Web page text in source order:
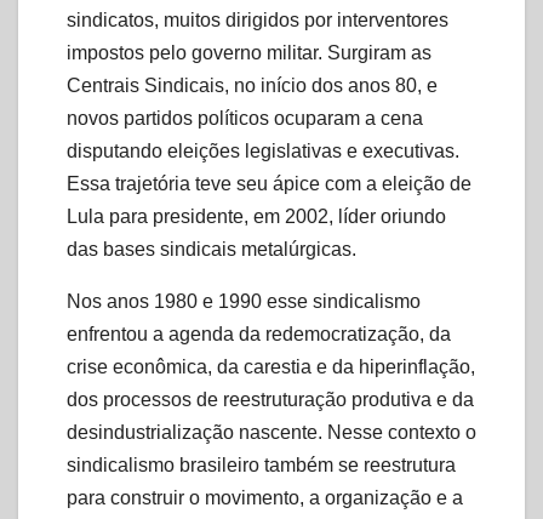
sindicatos, muitos dirigidos por interventores
impostos pelo governo militar. Surgiram as
Centrais Sindicais, no início dos anos 80, e
novos partidos políticos ocuparam a cena
disputando eleições legislativas e executivas.
Essa trajetória teve seu ápice com a eleição de
Lula para presidente, em 2002, líder oriundo
das bases sindicais metalúrgicas.
Nos anos 1980 e 1990 esse sindicalismo
enfrentou a agenda da redemocratização, da
crise econômica, da carestia e da hiperinflação,
dos processos de reestruturação produtiva e da
desindustrialização nascente. Nesse contexto o
sindicalismo brasileiro também se reestrutura
para construir o movimento, a organização e a